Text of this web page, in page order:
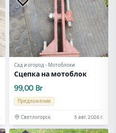
Сад и огород - Мотоблоки
Сцепка на мотоблок
99,00 Br
Предложение
Светлогорск 5 авг. 2026 г.